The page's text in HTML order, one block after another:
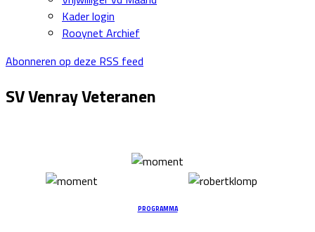
Kader login
Rooynet Archief
Abonneren op deze RSS feed
SV Venray Veteranen
PROGRAMMA